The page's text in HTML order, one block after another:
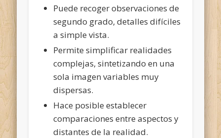
Puede recoger observaciones de
segundo grado, detalles difíciles
a simple vista.
Permite simplificar realidades
complejas, sintetizando en una
sola imagen variables muy
dispersas.
Hace posible establecer
comparaciones entre aspectos y
distantes de la realidad.